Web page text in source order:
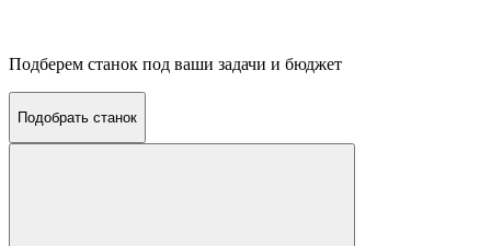
Подберем станок под ваши задачи и бюджет
Подобрать станок